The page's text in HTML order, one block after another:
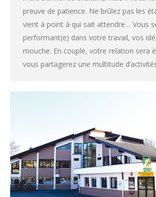
preuve de patience. Ne brûlez pas les
vient à point à qui sait attendre… Vous
performant(e) dans votre travail, vos
mouche. En couple, votre relation sera
vous partagerez une multitude